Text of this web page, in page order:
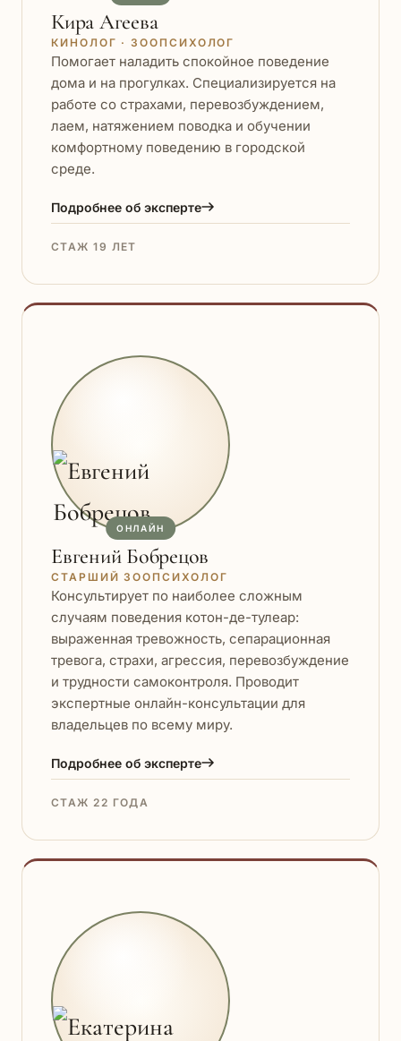
Кира Агеева
КИНОЛОГ · ЗООПСИХОЛОГ
Помогает наладить спокойное поведение
дома и на прогулках. Специализируется на
работе со страхами, перевозбуждением,
лаем, натяжением поводка и обучении
комфортному поведению в городской
среде.
Подробнее об эксперте
СТАЖ 19 ЛЕТ
ОНЛАЙН
Евгений Бобрецов
СТАРШИЙ ЗООПСИХОЛОГ
Консультирует по наиболее сложным
случаям поведения котон-де-тулеар:
выраженная тревожность, сепарационная
тревога, страхи, агрессия, перевозбуждение
и трудности самоконтроля. Проводит
экспертные онлайн-консультации для
владельцев по всему миру.
Подробнее об эксперте
СТАЖ 22 ГОДА